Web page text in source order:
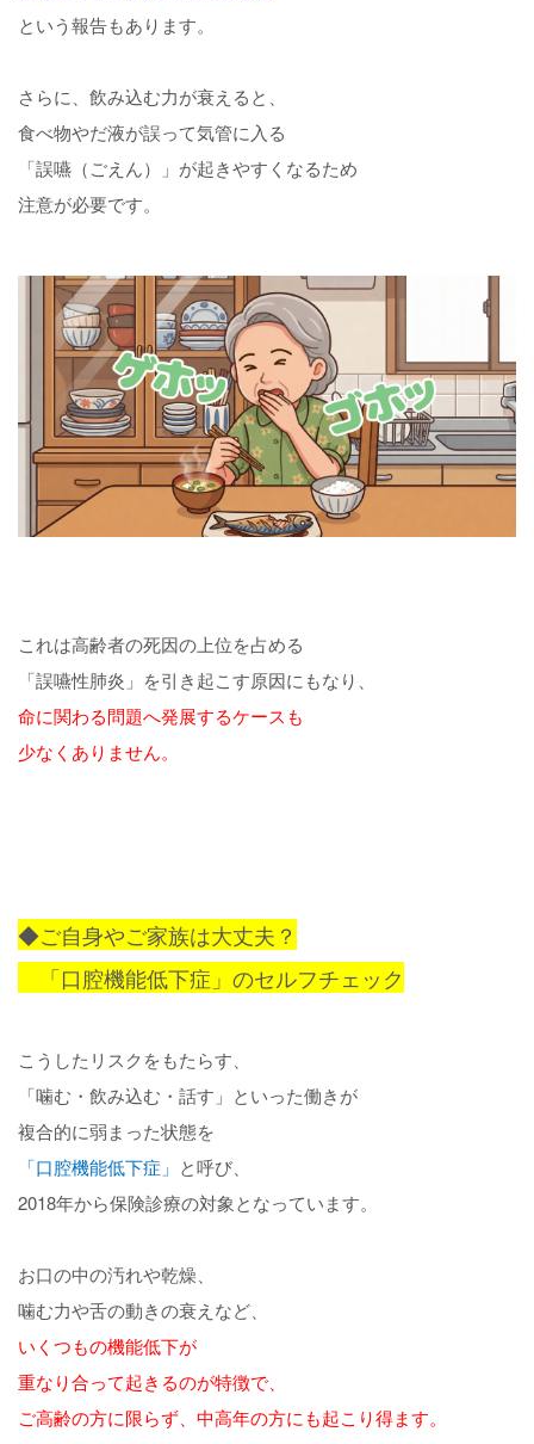
という報告もあります。
さらに、飲み込む力が衰えると、
食べ物やだ液が誤って気管に入る
「誤嚥（ごえん）」 が起きやすくなるため
注意が必要です。
これは高齢者の死因の上位を占める
「誤嚥性肺炎」 を引き起こす原因にもなり、
命に関わる問題へ発展するケースも
少なくありません。
◆ご自身やご家族は大丈夫？
「口腔機能低下症」のセルフチェック
こうしたリスクをもたらす、
「噛む・飲み込む・話す」 といった働きが
複合的に弱まった状態を
「口腔機能低下症」 と呼び、
2018年から保険診療の対象となっています。
お口の中の汚れや乾燥、
噛む力や舌の動きの衰えなど、
いくつもの機能低下が
重なり合って起きるのが特徴で、
ご高齢の方に限らず、中高年の方にも起こり得ます。